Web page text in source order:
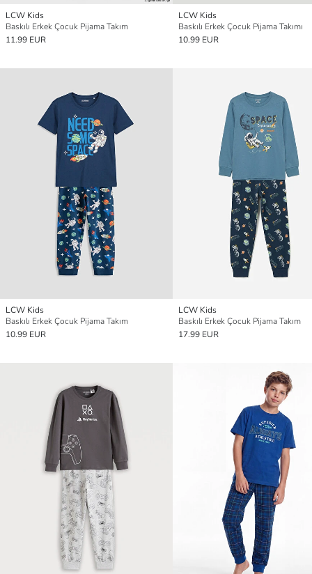
LCW Kids
Baskılı Erkek Çocuk Pijama Takım
11.99 EUR
LCW Kids
Baskılı Erkek Çocuk Pijama Takımı
10.99 EUR
LCW Kids
Baskılı Erkek Çocuk Pijama Takım
10.99 EUR
LCW Kids
Baskılı Erkek Çocuk Pijama Takım
17.99 EUR